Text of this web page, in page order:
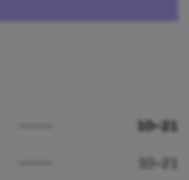
10–21
10–21